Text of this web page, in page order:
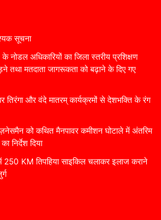
सूचना
नोडल अधिकारियों का जिला स्तरीय प्रशिक्षण
तथा मतदाता जागरूकता को बढ़ाने के दिए गए
और वंदे मातरम् कार्यक्रमों से देशभक्ति के रंग
को कथित मैनपावर कमीशन घोटाले में अंतरिम
निर्देश दिया
KM तिपहिया साइकिल चलाकर इलाज कराने